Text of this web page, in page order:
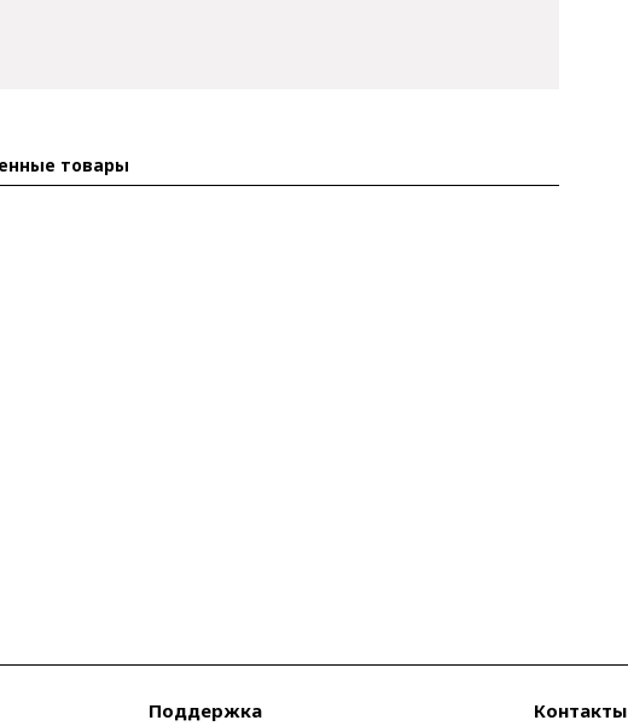
товары
Поддержка Контакты